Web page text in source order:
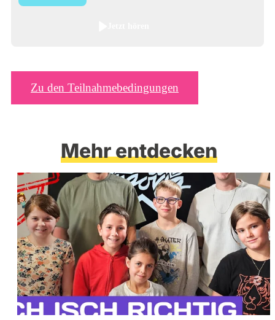
Zu den Teilnahmebedingungen
Mehr entdecken